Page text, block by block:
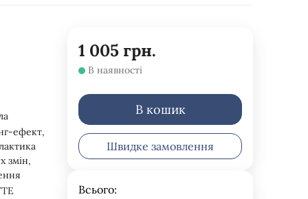
ефект,
змін,
1 005 грн.
В наявності
В кошик
Швидке замовлення
Всього: